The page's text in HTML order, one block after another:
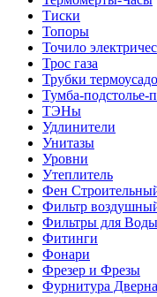
Тиски
Топоры
Точило
Трос газа
Трубки
Тумба-подстолье-
ТЭНы
Удлинители
Унитазы
Уровни
Утеплитель
Фен
Фильтр
Фильтры для Воды
Фитинги
Фонари
Фрезер и Фрезы
Фурнитура